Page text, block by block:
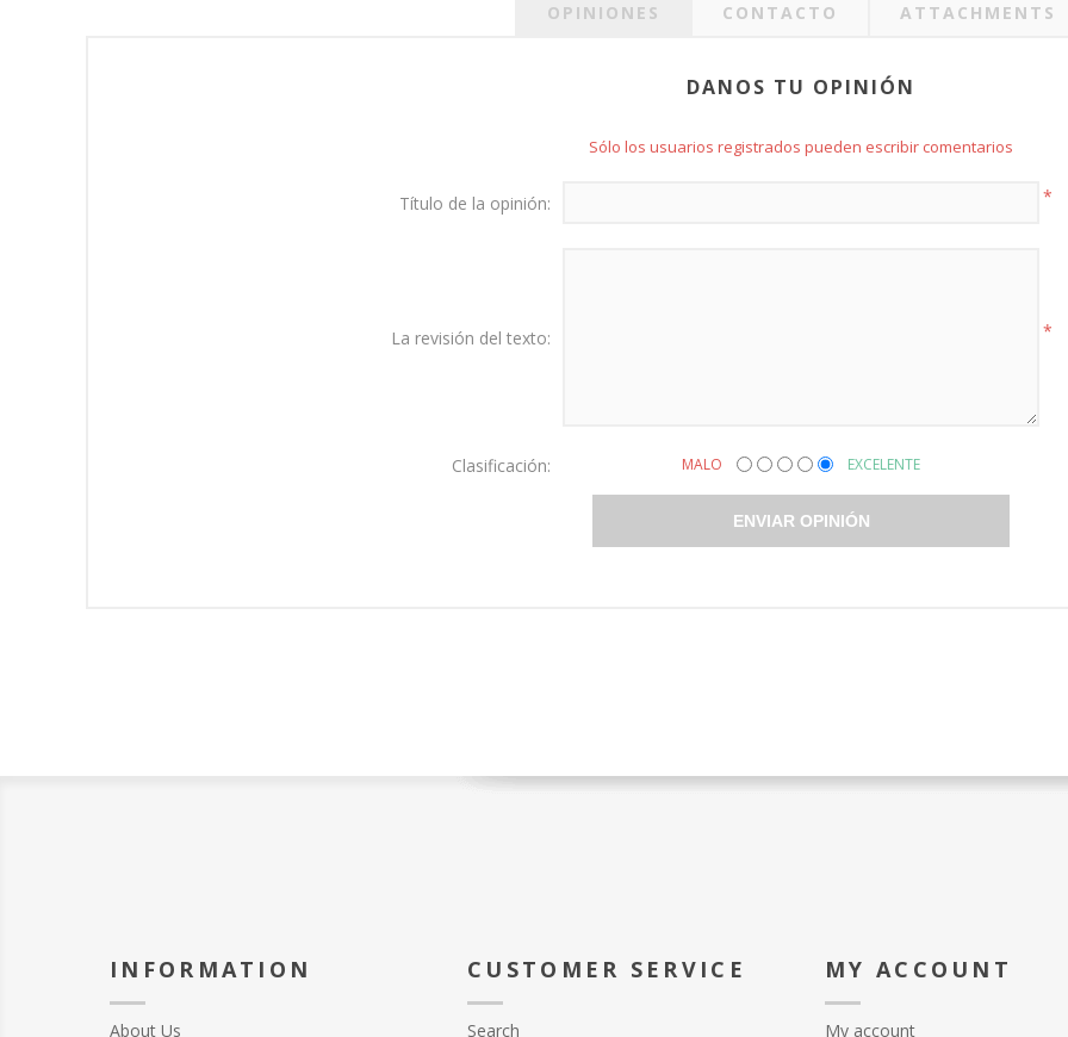
OPINIONES CONTACTO ATTACHMENTS
DANOS TU OPINIÓN
Sólo los usuarios registrados pueden escribir comentarios
Título de la opinión: *
La revisión del texto: *
Clasificación: MALO EXCELENTE
ENVIAR OPINIÓN
INFORMATION
About Us
CUSTOMER SERVICE
Search
MY ACCOUNT
My account